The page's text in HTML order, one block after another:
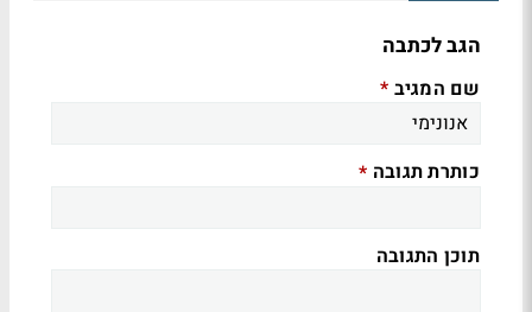
הגב לכתבה
שם המגיב *
כותרת תגובה *
תוכן התגובה